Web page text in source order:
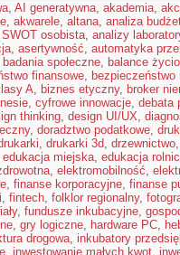
, AI generatywna, akademia,
, akwarele, altana, analiza
osobista, analizy
, asertywność, automatyka
badania społeczne, balance
finansowe, bezpieczeństwo
A, biznes etyczny, broker
, cyfrowe innowacje, debata
thinking, design UI/UX,
, doradztwo podatkowe,
, drukarki 3d, drzewnictwo
edukacja miejska, edukacja
, elektromobilność,
, finanse korporacyjne, finanse
, fintech, folklor regionalny,
, fundusze inkubacyjne,
, gry logiczne, hardware PC,
drogowa, inkubatory
, inwestowanie małych kwot,